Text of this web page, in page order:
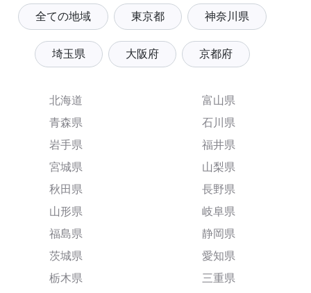
全ての地域 東京都 神奈川県
埼玉県 大阪府 京都府
北海道
青森県
岩手県
宮城県
秋田県
山形県
福島県
茨城県
栃木県
富山県
石川県
福井県
山梨県
長野県
岐阜県
静岡県
愛知県
三重県